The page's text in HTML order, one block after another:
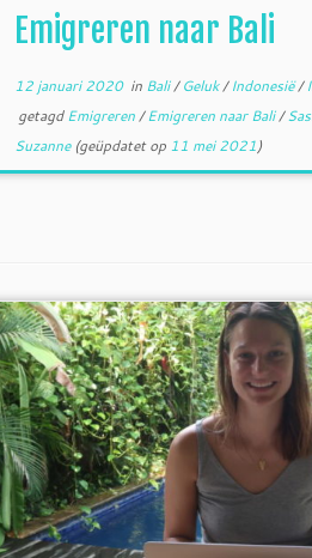
Emigreren naar Bali
12 januari 2020in Bali/Geluk/Indonesië/
getagdEmigreren/Emigreren naar Bali/
Suzanne(geüpdatet op 11 mei 2021)